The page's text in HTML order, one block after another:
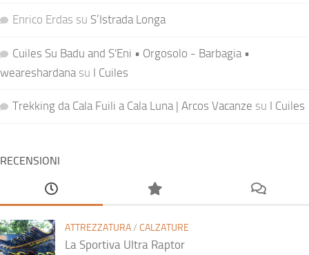
Enrico Erdas su S’Istrada Longa
Cuiles Su Badu and S'Eni • Orgosolo - Barbagia •
weareshardana su I Cuiles
Trekking da Cala Fuili a Cala Luna | Arcos Vacanze su I Cuiles
RECENSIONI
ATTREZZATURA/ CALZATURE
La Sportiva Ultra Raptor